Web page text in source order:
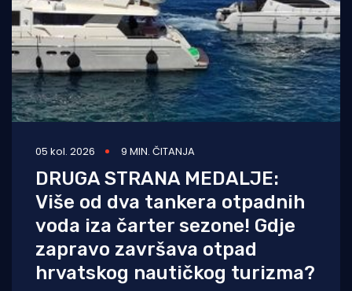
05 kol. 2026 9 MIN. ČITANJA
DRUGA STRANA MEDALJE:
Više od dva tankera otpadnih
voda iza čarter sezone! Gdje
zapravo završava otpad
hrvatskog nautičkog turizma?